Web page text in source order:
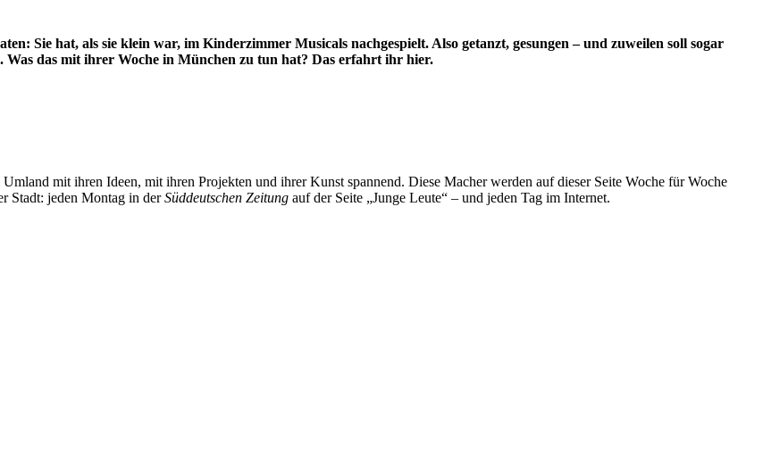
Sie hat, als sie klein war, im Kinderzimmer Musicals nachgespielt. Also getanzt, gesungen – und zuweilen soll sogar
das mit ihrer Woche in München zu tun hat? Das erfahrt ihr hier.
mit ihren Ideen, mit ihren Projekten und ihrer Kunst spannend. Diese Macher werden auf dieser Seite Woche für Woche
Stadt: jeden Montag in derSüddeutschen Zeitung auf der Seite „Junge Leute“ – und jeden Tag im Internet.